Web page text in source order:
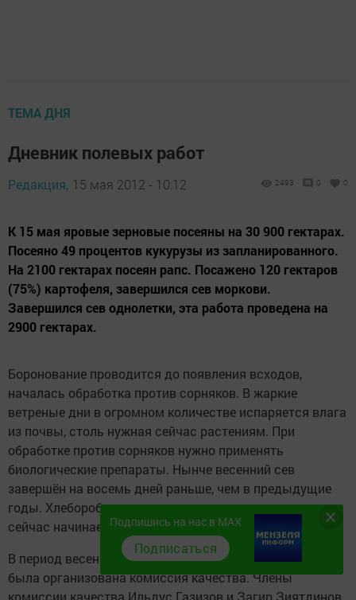
ТЕМА ДНЯ
Дневник полевых работ
Редакция, 15 мая 2012 - 10:12 2493 0 0
К 15 мая яровые зерновые посеяны на 30 900 гектарах.
Посеяно 49 процентов кукурузы из запланиро­ванного.
На 2100 гектарах посеян рапс. Посажено 120 гектаров
(75%) кар­тофеля, завершился сев моркови.
Завершился сев однолетки, эта работа проведена на
2900 гекта­рах.
Боронование проводится до появления всходов,
началась обработка про­тив сорняков. В жаркие
ветреные дни в огромном количестве испаряется влага
из почвы, столь нужная сейчас растени­ям. При
обработке против сорняков нужно приме­нять
биологические пре­параты. Нынче весенний сев
завершён на восемь дней раньше, чем в пре­дыдущие
годы. Хлеборо­бы уложились в техноло­гические нормы,
сейчас начинается второй этап ухода за растениями.
В период весеннего сева, по просьбе руководите­лей,
была организована комиссия качества. Чле­ны
Подпишись на нас в MAX
Подписаться